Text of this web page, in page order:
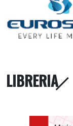
LIBRERIA